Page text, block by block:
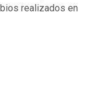
realizados en